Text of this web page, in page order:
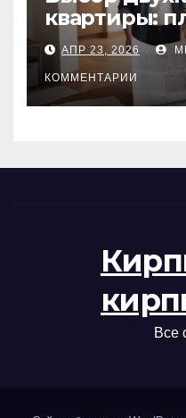
квартиры:
состояние
проверка
АПР 23, 2026
КОММЕНТАРИИ
Все